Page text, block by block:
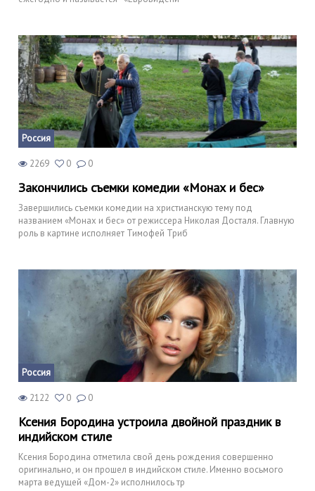
Россия
2269 0 0
Закончились съемки комедии «Монах и бес»
Завершились съемки комедии на христианскую тему под
названием «Монах и бес» от режиссера Николая Досталя. Главную
роль в картине исполняет Тимофей Триб
Россия
2122 0 0
Ксения Бородина устроила двойной праздник в
индийском стиле
Ксения Бородина отметила свой день рождения совершенно
оригинально, и он прошел в индийском стиле. Именно восьмого
марта ведущей «Дом-2» исполнилось тр